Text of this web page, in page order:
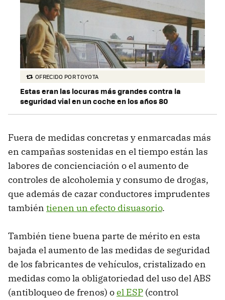
OFRECIDO POR TOYOTA
Estas eran las locuras más grandes contra la
seguridad vial en un coche en los años 80
Fuera de medidas concretas y enmarcadas más
en campañas sostenidas en el tiempo están las
labores de concienciación o el aumento de
controles de alcoholemia y consumo de drogas,
que además de cazar conductores imprudentes
también tienen un efecto disuasorio.
También tiene buena parte de mérito en esta
bajada el aumento de las medidas de seguridad
de los fabricantes de vehículos, cristalizado en
medidas como la obligatoriedad del uso del ABS
(antibloqueo de frenos) oel ESP (control